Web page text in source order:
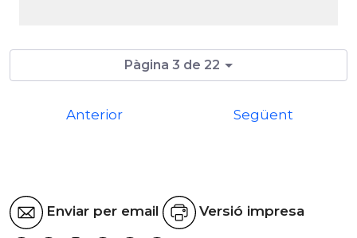
Pàgina 3 de 22
Anterior Següent
Enviar per email Versió impresa